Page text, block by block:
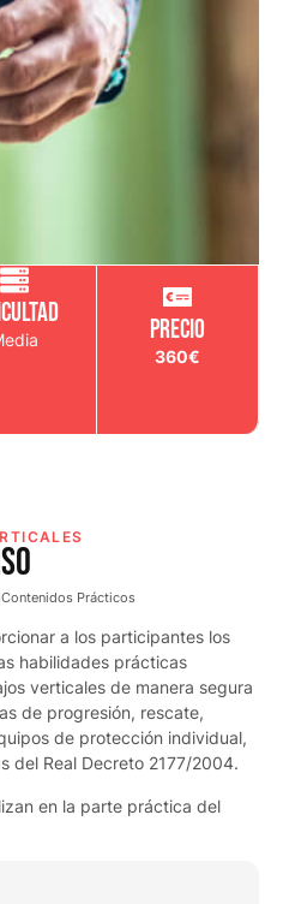
Precio
360€
Contenidos Prácticos
a los participantes los
habilidades prácticas
verticales de manera segura
de progresión, rescate,
de protección individual,
del Real Decreto 2177/2004.
en la parte práctica del